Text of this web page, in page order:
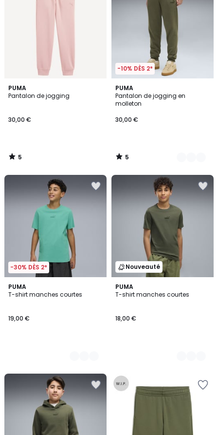
PUMA
Pantalon de jogging
30,00 €
5
/
5
/
-10% DÈS 2*
PUMA
Pantalon de jogging en
molleton
30,00 €
5
/
5
5
Couleurs
5
/
-30% DÈS 2*
PUMA
T-shirt manches courtes
19,00 €
4
Couleurs
Nouveauté
PUMA
T-shirt manches courtes
18,00 €
4
Couleurs